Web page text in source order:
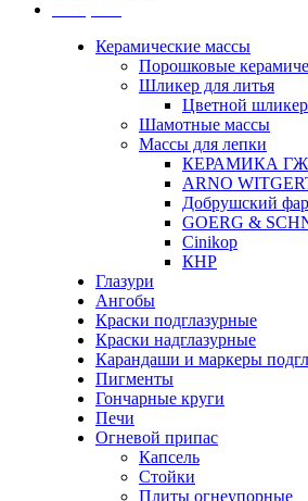
Керамические массы
Порошковые
Шликер для литья
Цветной шликер
Шамотные массы
Массы для лепки
КЕРАМИКА
ARNO
Добрушский
GOERG &
Cinikop
КНР
Глазури
Ангобы
Краски подглазурные
Краски надглазурные
Карандаши и маркеры
Пигменты
Гончарные круги
Печи
Огневой припас
Капсель
Стойки
Плиты огнеупорные